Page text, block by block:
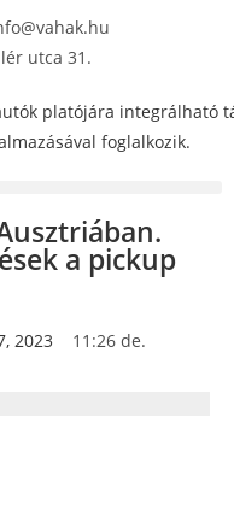
utca 31.
a pickup
2023 11:26 de.